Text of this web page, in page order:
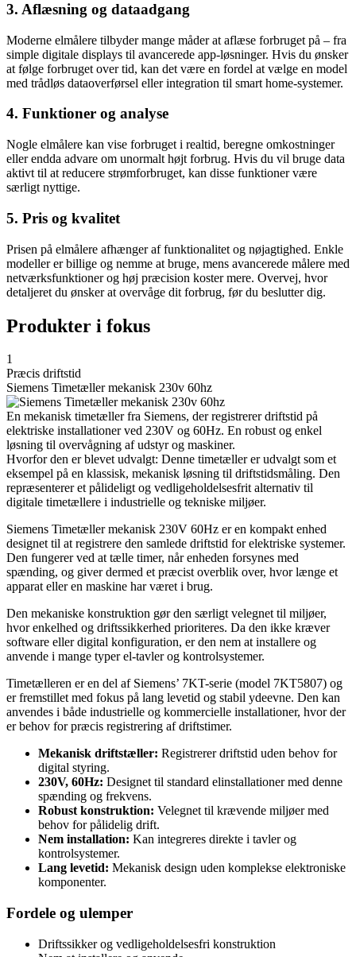
3. Aflæsning og dataadgang
Moderne elmålere tilbyder mange måder at aflæse forbruget på – fra
simple digitale displays til avancerede app-løsninger. Hvis du ønsker
at følge forbruget over tid, kan det være en fordel at vælge en model
med trådløs dataoverførsel eller integration til smart home-systemer.
4. Funktioner og analyse
Nogle elmålere kan vise forbruget i realtid, beregne omkostninger
eller endda advare om unormalt højt forbrug. Hvis du vil bruge data
aktivt til at reducere strømforbruget, kan disse funktioner være
særligt nyttige.
5. Pris og kvalitet
Prisen på elmålere afhænger af funktionalitet og nøjagtighed. Enkle
modeller er billige og nemme at bruge, mens avancerede målere med
netværksfunktioner og høj præcision koster mere. Overvej, hvor
detaljeret du ønsker at overvåge dit forbrug, før du beslutter dig.
Produkter i fokus
1
Præcis driftstid
Siemens Timetæller mekanisk 230v 60hz
En mekanisk timetæller fra Siemens, der registrerer driftstid på
elektriske installationer ved 230V og 60Hz. En robust og enkel
løsning til overvågning af udstyr og maskiner.
Hvorfor den er blevet udvalgt: Denne timetæller er udvalgt som et
eksempel på en klassisk, mekanisk løsning til driftstidsmåling. Den
repræsenterer et pålideligt og vedligeholdelsesfrit alternativ til
digitale timetællere i industrielle og tekniske miljøer.
Siemens Timetæller mekanisk 230V 60Hz er en kompakt enhed
designet til at registrere den samlede driftstid for elektriske systemer.
Den fungerer ved at tælle timer, når enheden forsynes med
spænding, og giver dermed et præcist overblik over, hvor længe et
apparat eller en maskine har været i brug.
Den mekaniske konstruktion gør den særligt velegnet til miljøer,
hvor enkelhed og driftssikkerhed prioriteres. Da den ikke kræver
software eller digital konfiguration, er den nem at installere og
anvende i mange typer el-tavler og kontrolsystemer.
Timetælleren er en del af Siemens’ 7KT-serie (model 7KT5807) og
er fremstillet med fokus på lang levetid og stabil ydeevne. Den kan
anvendes i både industrielle og kommercielle installationer, hvor der
er behov for præcis registrering af driftstimer.
Mekanisk driftstæller: Registrerer driftstid uden behov for
digital styring.
230V, 60Hz: Designet til standard elinstallationer med denne
spænding og frekvens.
Robust konstruktion: Velegnet til krævende miljøer med
behov for pålidelig drift.
Nem installation: Kan integreres direkte i tavler og
kontrolsystemer.
Lang levetid: Mekanisk design uden komplekse elektroniske
komponenter.
Fordele og ulemper
Driftssikker og vedligeholdelsesfri konstruktion